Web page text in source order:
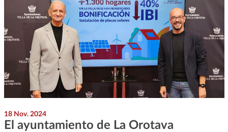
18 Nov. 2024
El ayuntamiento de La Orotava